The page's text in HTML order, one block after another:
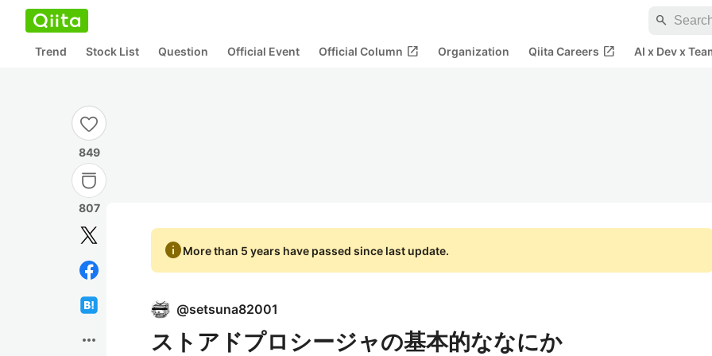
search
Trend Stock List Question Official Event Official Column open_in_new Organization Qiita Careers open_in_new AI x Dev x
849
807
more_horiz
infoMore than 5 years have passed since last update.
@setsuna82001
ストアドプロシージャの基本的ななにか